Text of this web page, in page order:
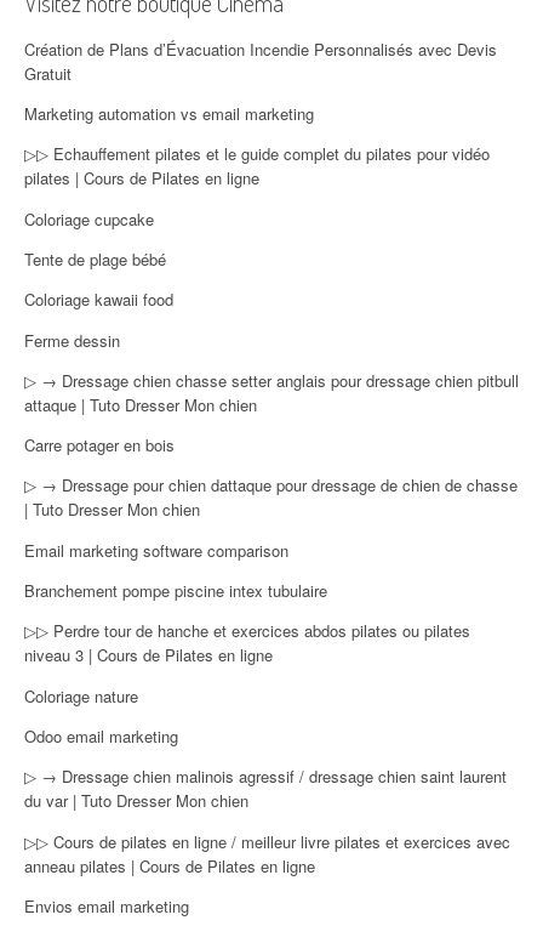
Création de Plans d’Évacuation Incendie Personnalisés avec Devis
Gratuit
Marketing automation vs email marketing
▷▷ Echauffement pilates et le guide complet du pilates pour vidéo
pilates | Cours de Pilates en ligne
Coloriage cupcake
Tente de plage bébé
Coloriage kawaii food
Ferme dessin
▷ → Dressage chien chasse setter anglais pour dressage chien pitbull
attaque | Tuto Dresser Mon chien
Carre potager en bois
▷ → Dressage pour chien dattaque pour dressage de chien de chasse
| Tuto Dresser Mon chien
Email marketing software comparison
Branchement pompe piscine intex tubulaire
▷▷ Perdre tour de hanche et exercices abdos pilates ou pilates
niveau 3 | Cours de Pilates en ligne
Coloriage nature
Odoo email marketing
▷ → Dressage chien malinois agressif / dressage chien saint laurent
du var | Tuto Dresser Mon chien
▷▷ Cours de pilates en ligne / meilleur livre pilates et exercices avec
anneau pilates | Cours de Pilates en ligne
Envios email marketing